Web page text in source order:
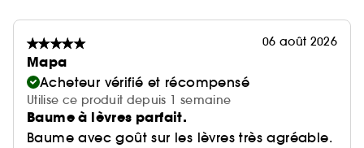
06 août 2026
Mapa
Acheteur vérifié et récompensé
Utilise ce produit depuis 1 semaine
Baume à lèvres parfait.
Baume avec goût sur les lèvres très agréable.